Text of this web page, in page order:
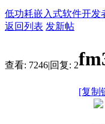
低功耗嵌入式软件开发
返回列表 发新帖
查看: 7246|回复: 2
[复制